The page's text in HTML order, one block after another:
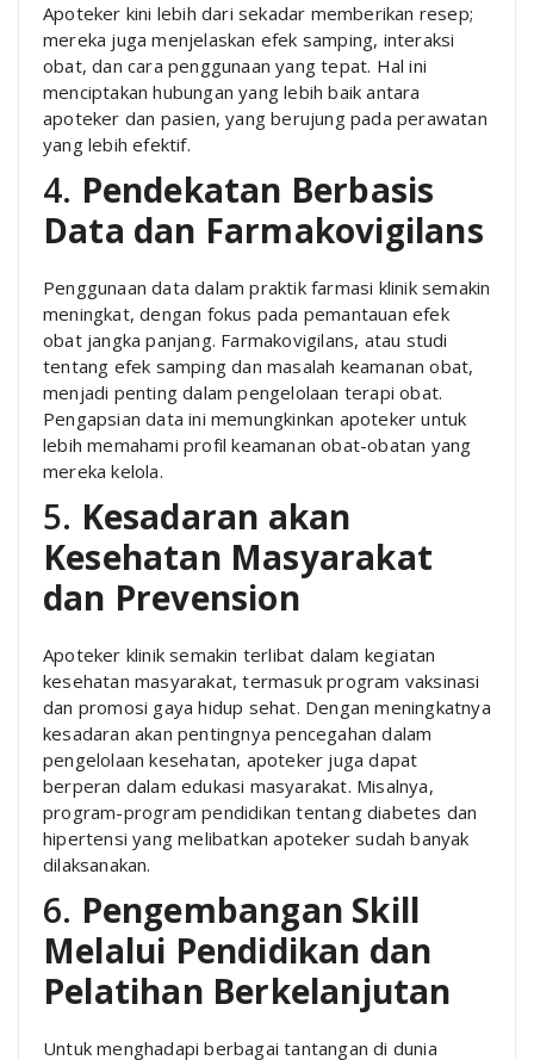
Apoteker kini lebih dari sekadar memberikan resep;
mereka juga menjelaskan efek samping, interaksi
obat, dan cara penggunaan yang tepat. Hal ini
menciptakan hubungan yang lebih baik antara
apoteker dan pasien, yang berujung pada perawatan
yang lebih efektif.
4. Pendekatan Berbasis
Data dan Farmakovigilans
Penggunaan data dalam praktik farmasi klinik semakin
meningkat, dengan fokus pada pemantauan efek
obat jangka panjang. Farmakovigilans, atau studi
tentang efek samping dan masalah keamanan obat,
menjadi penting dalam pengelolaan terapi obat.
Pengapsian data ini memungkinkan apoteker untuk
lebih memahami profil keamanan obat-obatan yang
mereka kelola.
5. Kesadaran akan
Kesehatan Masyarakat
dan Prevension
Apoteker klinik semakin terlibat dalam kegiatan
kesehatan masyarakat, termasuk program vaksinasi
dan promosi gaya hidup sehat. Dengan meningkatnya
kesadaran akan pentingnya pencegahan dalam
pengelolaan kesehatan, apoteker juga dapat
berperan dalam edukasi masyarakat. Misalnya,
program-program pendidikan tentang diabetes dan
hipertensi yang melibatkan apoteker sudah banyak
dilaksanakan.
6. Pengembangan Skill
Melalui Pendidikan dan
Pelatihan Berkelanjutan
Untuk menghadapi berbagai tantangan di dunia